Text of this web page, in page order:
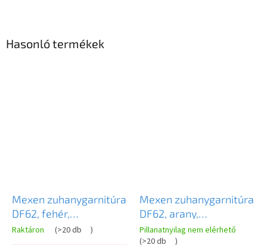
Hasonló termékek
Mexen zuhanygarnitúra
DF62, fehér,
785624582-20
Raktáron (>20 db )
Mexen zuhanygarnitúra
DF62, arany,
785624582-50
Pillanatnyilag nem elérhető
(>20 db )